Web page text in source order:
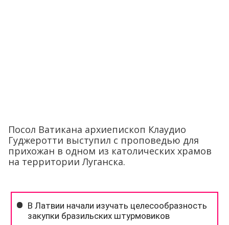
Посол Ватикана архиепископ Клаудио
Гуджеротти выступил с проповедью для
прихожан в одном из католических храмов
на территории Луганска.